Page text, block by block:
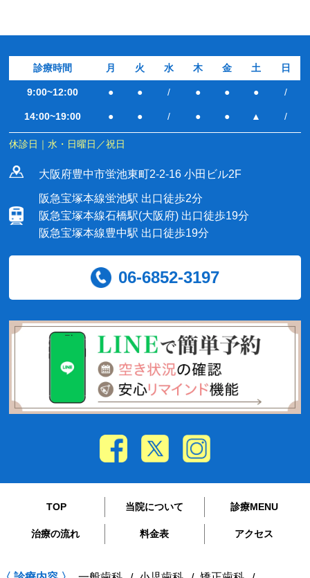
診療時間 月 火 水 木 金 土 日
9:00~12:00 ● ● / ● ● ● /
14:00~19:00 ● ● / ● ● ▲ /
休診日｜水・日曜日／祝日
大阪府豊中市蛍池東町2-2-16 小田ビル2F
阪急宝塚本線蛍池駅 出口徒歩2分
阪急宝塚本線石橋駅(大阪府) 出口徒歩19分
阪急宝塚本線豊中駅 出口徒歩19分
06-6852-3197
TOP 当院について 診療MENU
治療の流れ 料金表 アクセス